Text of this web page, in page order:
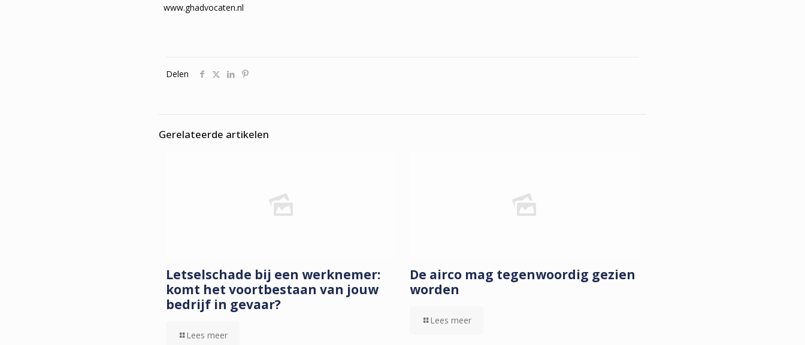
www.ghadvocaten.nl
Delen
Gerelateerde artikelen
Letselschade bij een werknemer:
komt het voortbestaan van jouw
bedrijf in gevaar?
Lees meer
De airco mag tegenwoordig gezien
worden
Lees meer